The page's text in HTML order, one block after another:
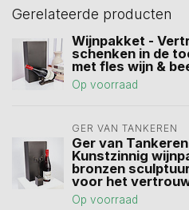
Gerelateerde producten
Wijnpakket -
schenken in de
met fles wijn &
Op voorraad
GER VAN TANKEREN
Ger van Tankeren
Kunstzinnig
bronzen
voor het
Op voorraad